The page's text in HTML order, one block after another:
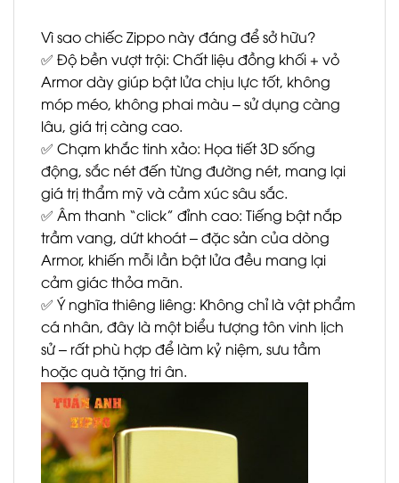
Vì sao chiếc Zippo này đáng để sở hữu?
✅ Độ bền vượt trội: Chất liệu đồng khối + vỏ
Armor dày giúp bật lửa chịu lực tốt, không
móp méo, không phai màu – sử dụng càng
lâu, giá trị càng cao.
✅ Chạm khắc tinh xảo: Họa tiết 3D sống
động, sắc nét đến từng đường nét, mang lại
giá trị thẩm mỹ và cảm xúc sâu sắc.
✅ Âm thanh “click” đỉnh cao: Tiếng bật nắp
trầm vang, dứt khoát – đặc sản của dòng
Armor, khiến mỗi lần bật lửa đều mang lại
cảm giác thỏa mãn.
✅ Ý nghĩa thiêng liêng: Không chỉ là vật phẩm
cá nhân, đây là một biểu tượng tôn vinh lịch
sử – rất phù hợp để làm kỷ niệm, sưu tầm
hoặc quà tặng tri ân.